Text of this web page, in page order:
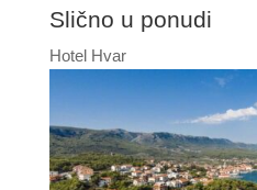
Slično u ponudi
Hotel Hvar